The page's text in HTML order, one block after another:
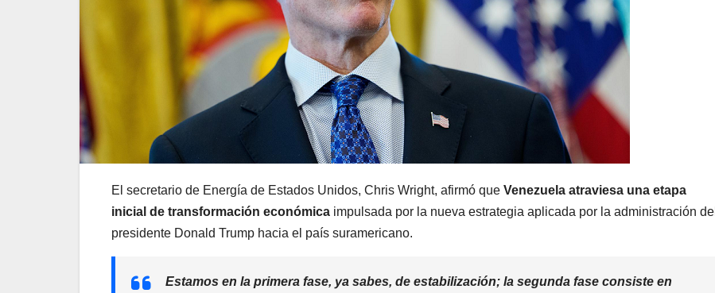
El secretario de Energía de Estados Unidos, Chris Wright, afirmó que Venezuela atraviesa una etapa
inicial de transformación económica impulsada por la nueva estrategia aplicada por la administración del
presidente Donald Trump hacia el país suramericano.
Estamos en la primera fase, ya sabes, de estabilización; la segunda fase consiste en